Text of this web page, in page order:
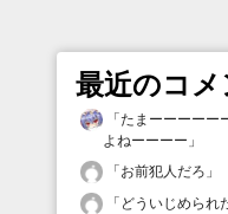
最近のコメ
「たまーーーーー
よねーーーー 」
「お前犯人だろ 」
「 どういじめられ